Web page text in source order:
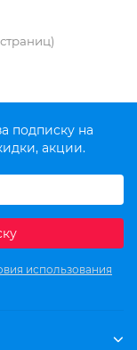
подписку на
акции.
использования